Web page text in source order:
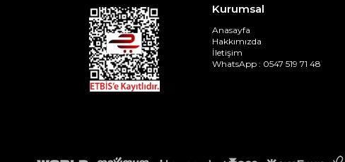
Kurumsal
Anasayfa
Hakkımızda
İletişim
WhatsApp : 0547 519 71 48